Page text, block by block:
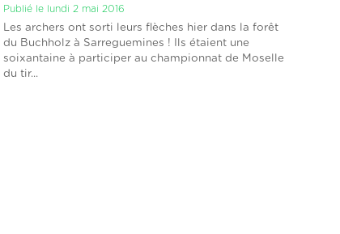
Publié le lundi 2 mai 2016
Les archers ont sorti leurs flèches hier dans la forêt
du Buchholz à Sarreguemines ! Ils étaient une
soixantaine à participer au championnat de Moselle
du tir...